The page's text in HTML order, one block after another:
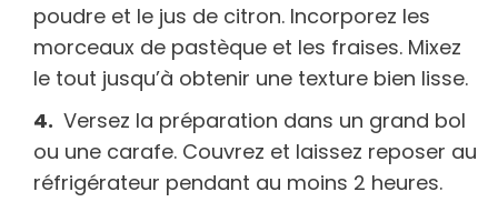
poudre et le jus de citron. Incorporez les
morceaux de pastèque et les fraises. Mixez
le tout jusqu’à obtenir une texture bien lisse.
Versez la préparation dans un grand bol
ou une carafe. Couvrez et laissez reposer au
réfrigérateur pendant au moins 2 heures.